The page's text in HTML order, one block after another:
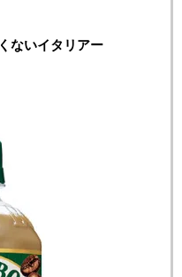
ないイタリアー